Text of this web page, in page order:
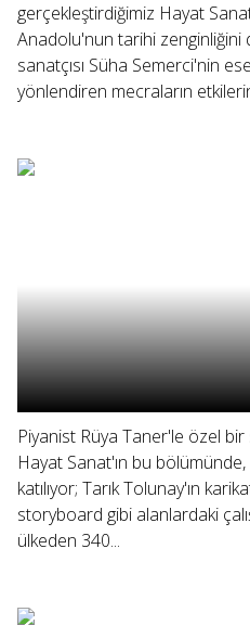
gerçekleştirdiğimiz Hayat
Anadolu'nun tarihi zenginliğini
sanatçısı Süha Semerci'nin
yönlendiren mecraların
Piyanist Rüya Taner'le özel
Hayat Sanat'ın bu
katılıyor; Tarık Tolunay'ın
storyboard gibi alanlardaki
ülkeden 340...